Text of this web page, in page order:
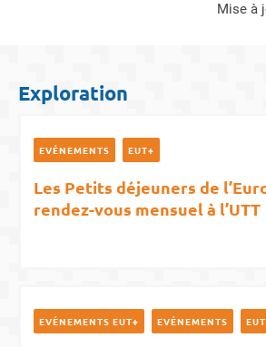
mise
Exploration
EVÉNEMENTS EUT+
Les Petits déjeuners de
rendez-vous mensuel à l’UTT
EVÉNEMENTS EUT+ EVÉNEMENTS